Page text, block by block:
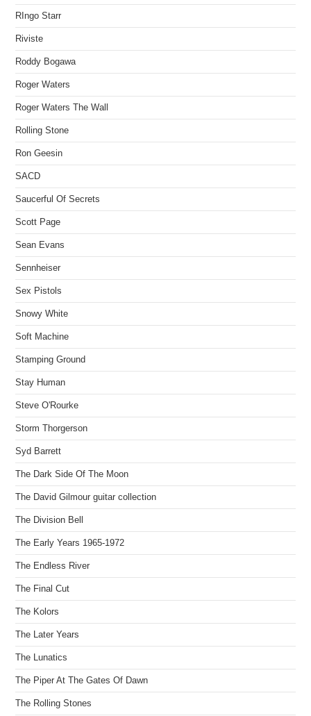
RIngo Starr
Riviste
Roddy Bogawa
Roger Waters
Roger Waters The Wall
Rolling Stone
Ron Geesin
SACD
Saucerful Of Secrets
Scott Page
Sean Evans
Sennheiser
Sex Pistols
Snowy White
Soft Machine
Stamping Ground
Stay Human
Steve O'Rourke
Storm Thorgerson
Syd Barrett
The Dark Side Of The Moon
The David Gilmour guitar collection
The Division Bell
The Early Years 1965-1972
The Endless River
The Final Cut
The Kolors
The Later Years
The Lunatics
The Piper At The Gates Of Dawn
The Rolling Stones